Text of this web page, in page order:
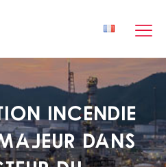
incendie
dans